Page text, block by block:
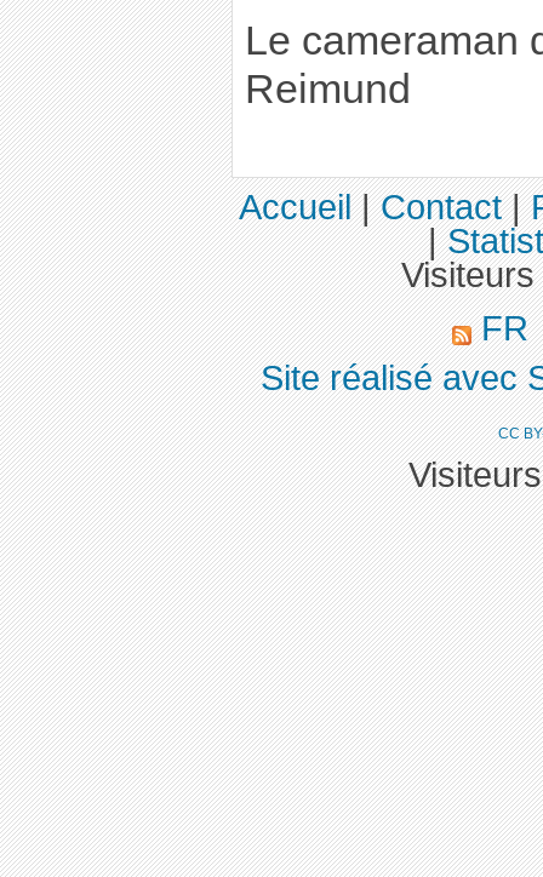
Le cameraman
Reimund
Accueil|Contact|
|
FR
Site réalisé avec
CC